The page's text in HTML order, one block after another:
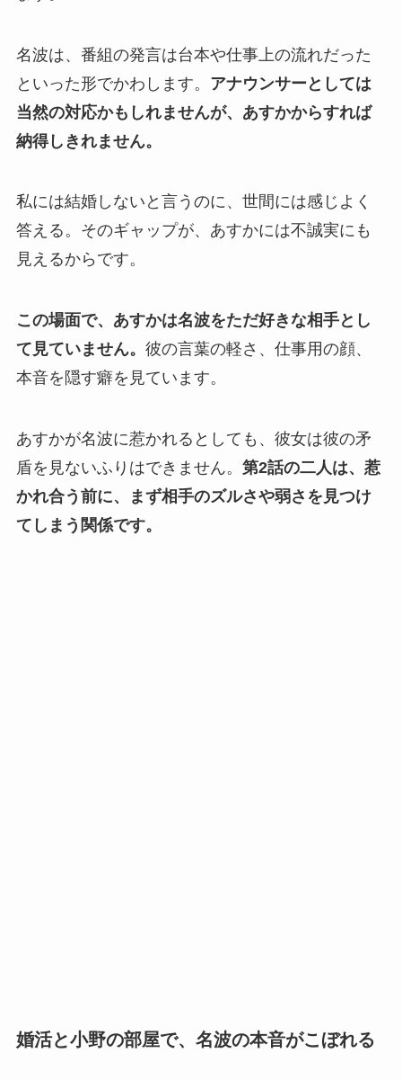
名波は、番組の発言は台本や仕事上の流れだった
といった形でかわします。 アナウンサーとしては
当然の対応かもしれませんが、あすかからすれば
納得しきれません。
私には結婚しないと言うのに、世間には感じよく
答える。そのギャップが、あすかには不誠実にも
見えるからです。
この場面で、あすかは名波をただ好きな相手とし
て見ていません。 彼の言葉の軽さ、仕事用の顔、
本音を隠す癖を見ています。
あすかが名波に惹かれるとしても、彼女は彼の矛
盾を見ないふりはできません。 第2話の二人は、惹
かれ合う前に、まず相手のズルさや弱さを見つけ
てしまう関係です。
婚活と小野の部屋で、名波の本音がこぼれる